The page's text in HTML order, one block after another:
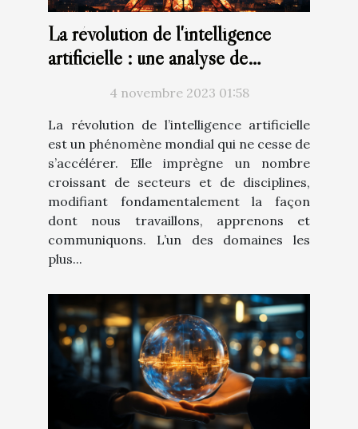
La révolution de l'intelligence
artificielle : une analyse de
ChatGPT en français
4 novembre 2023 01:58
La révolution de l’intelligence artificielle
est un phénomène mondial qui ne cesse de
s’accélérer. Elle imprègne un nombre
croissant de secteurs et de disciplines,
modifiant fondamentalement la façon
dont nous travaillons, apprenons et
communiquons. L’un des domaines les
plus...